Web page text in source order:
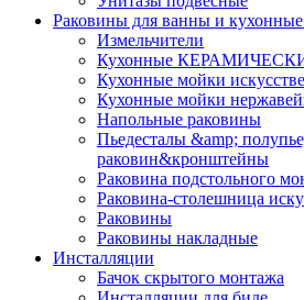
Раковины для ванны и
Измельчители
Кухонные
Кухонные мойки
Кухонные мойки
Напольные раковины
Пьедесталы &amp;
раковин&кронштейны
Раковина подстольного
Раковина-столешница
Раковины
Раковины накладные
Инсталляции
Бачок скрытого монтажа